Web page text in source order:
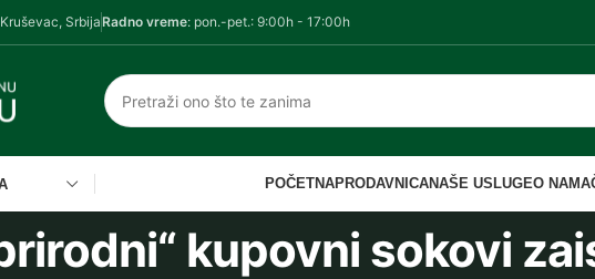
SrbijaRadno vreme: pon.-pet.: 9:00h - 17:00h
POČETNAPRODAVNICANAŠE USLUGEO NAMA
kupovni sokovi